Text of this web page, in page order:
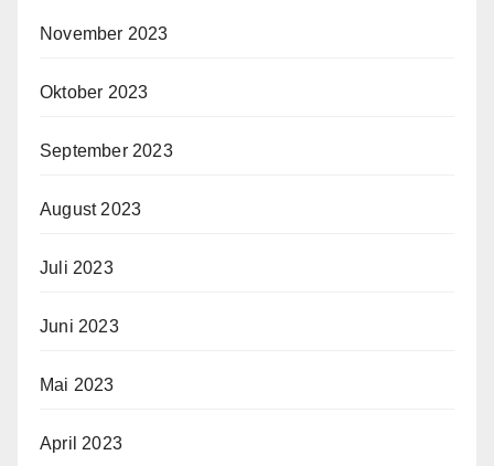
November 2023
Oktober 2023
September 2023
August 2023
Juli 2023
Juni 2023
Mai 2023
April 2023